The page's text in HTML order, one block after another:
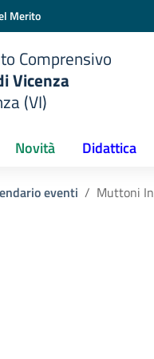
Merito
Comprensivo
Vicenza
(VI)
Novità Didattica
eventi Muttoni